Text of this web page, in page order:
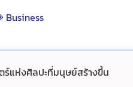
Business
ร์แห่งศิลปะที่มนุษย์สร้างขึ้น